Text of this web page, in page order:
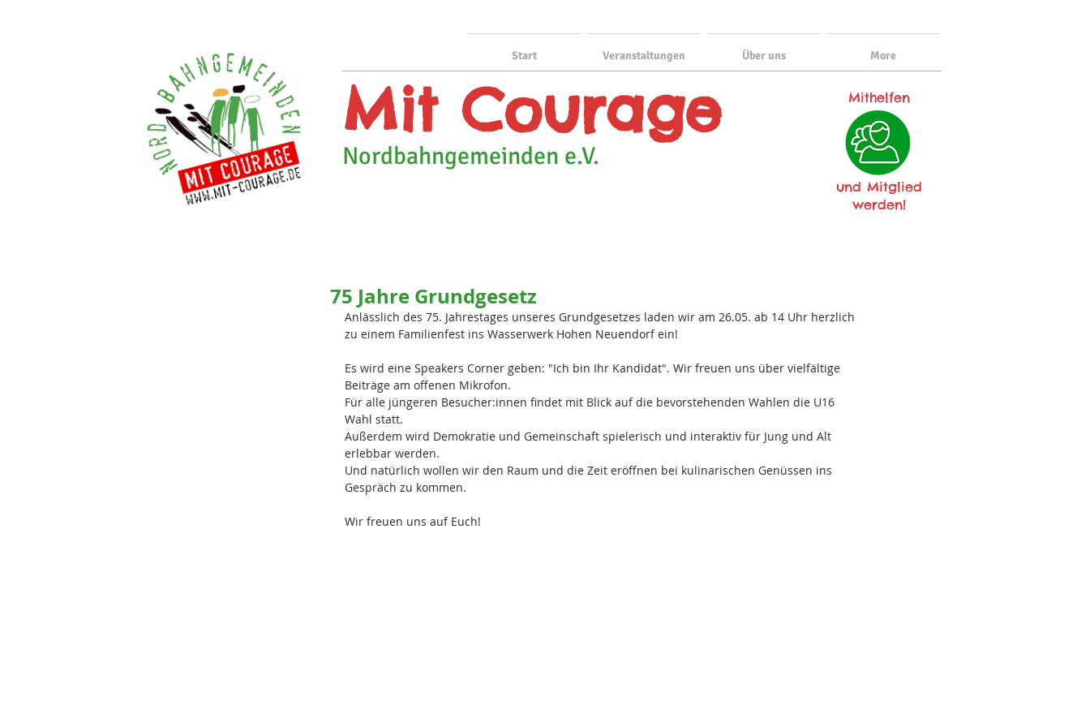
Start Veranstaltungen Über uns More
Mit Courage
Nordbahngemeinden e.V.
Mithelfen
und Mitglied
werden!
75 Jahre Grundgesetz
Anlässlich des 75. Jahrestages unseres Grundgesetzes laden wir am 26.05. ab 14 Uhr herzlich
zu einem Familienfest ins Wasserwerk Hohen Neuendorf ein!
Es wird eine Speakers Corner geben: "Ich bin Ihr Kandidat". Wir freuen uns über vielfältige
Beiträge am offenen Mikrofon.
Für alle jüngeren Besucher:innen findet mit Blick auf die bevorstehenden Wahlen die U16
Wahl statt.
Außerdem wird Demokratie und Gemeinschaft spielerisch und interaktiv für Jung und Alt
erlebbar werden.
Und natürlich wollen wir den Raum und die Zeit eröffnen bei kulinarischen Genüssen ins
Gespräch zu kommen.
Wir freuen uns auf Euch!